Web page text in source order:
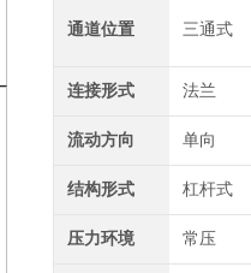
通道位置 三通式
连接形式 法兰
流动方向 单向
结构形式 杠杆式
压力环境 常压